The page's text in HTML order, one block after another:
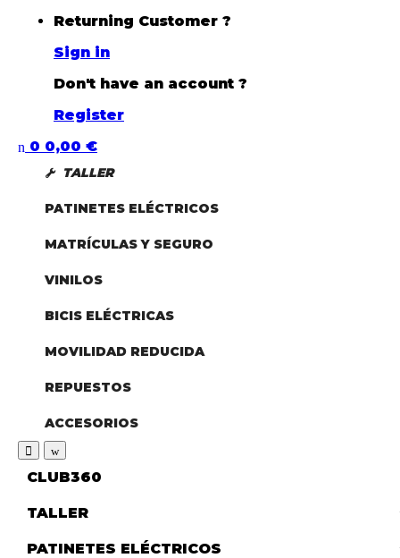
Returning Customer ?
Sign in
Don't have an account ?
Register
0 0,00 €
TALLER
PATINETES ELÉCTRICOS
MATRÍCULAS Y SEGURO
VINILOS
BICIS ELÉCTRICAS
MOVILIDAD REDUCIDA
REPUESTOS
ACCESORIOS
CLUB360
TALLER
PATINETES ELÉCTRICOS